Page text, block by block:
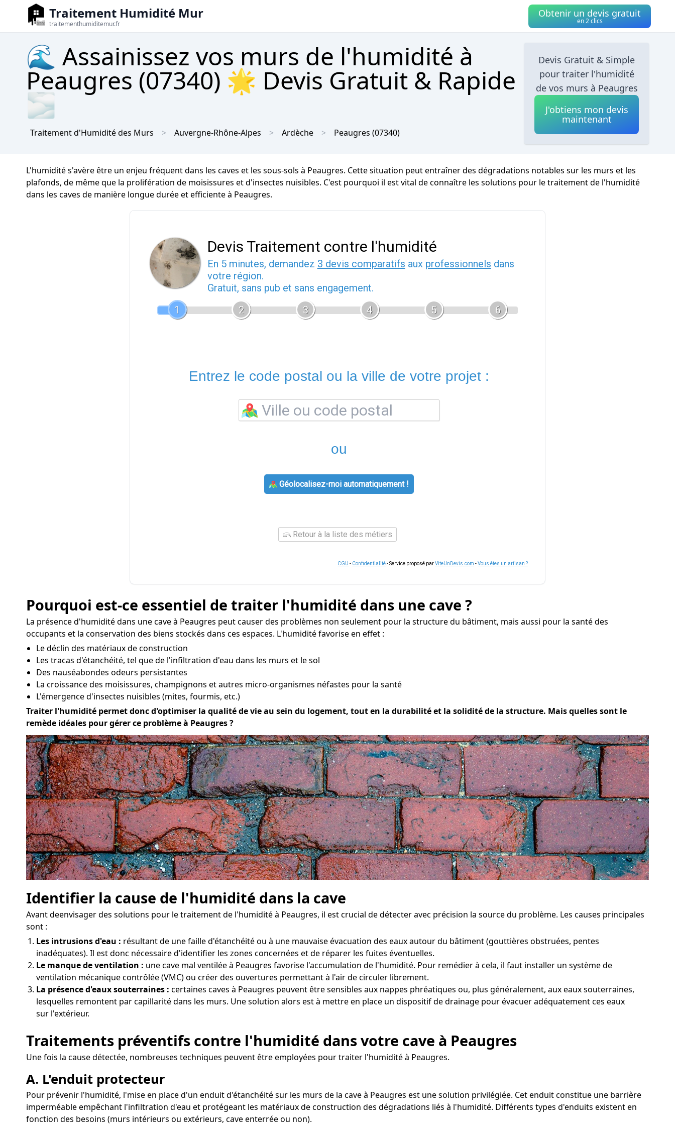
Traitement Humidité Mur
traitementhumiditemur.fr
Obtenir un devis gratuit
en 2 clics
🌊 Assainissez vos murs de l'humidité à
Peaugres (07340) 🌟 Devis Gratuit & Rapide
🌫
Traitement d'Humidité des Murs Auvergne-Rhône-Alpes Ardèche Peaugres (07340)
Devis Gratuit & Simple
pour traiter l'humidité
de vos murs à Peaugres
J'obtiens mon devis
maintenant
L'humidité s'avère être un enjeu fréquent dans les caves et les sous-sols à Peaugres. Cette situation peut entraîner des dégradations notables sur les murs et les
plafonds, de même que la prolifération de moisissures et d'insectes nuisibles. C'est pourquoi il est vital de connaître les solutions pour le traitement de l'humidité
dans les caves de manière longue durée et efficiente à Peaugres.
Devis Traitement contre l'humidité
En 5 minutes, demandez 3 devis comparatifs aux professionnels dans
votre région.
Gratuit, sans pub et sans engagement.
1
2 3 4 5 6
Entrez le code postal ou la ville de votre projet :
ou
Géolocalisez-moi automatiquement !
Retour à la liste des métiers
CGU - Confidentialité- Service proposé parViteUnDevis.com -Vous êtes un artisan ?
Pourquoi est-ce essentiel de traiter l'humidité dans une cave ?
La présence d'humidité dans une cave à Peaugres peut causer des problèmes non seulement pour la structure du bâtiment, mais aussi pour la santé des
occupants et la conservation des biens stockés dans ces espaces. L'humidité favorise en effet :
Le déclin des matériaux de construction
Les tracas d'étanchéité, tel que de l'infiltration d'eau dans les murs et le sol
Des nauséabondes odeurs persistantes
La croissance des moisissures, champignons et autres micro-organismes néfastes pour la santé
L'émergence d'insectes nuisibles (mites, fourmis, etc.)
Traiter l'humidité permet donc d'optimiser la qualité de vie au sein du logement, tout en la durabilité et la solidité de la structure. Mais quelles sont le
remède idéales pour gérer ce problème à Peaugres ?
Identifier la cause de l'humidité dans la cave
Avant deenvisager des solutions pour le traitement de l'humidité à Peaugres, il est crucial de détecter avec précision la source du problème. Les causes principales
sont :
Les intrusions d'eau : résultant de une faille d'étanchéité ou à une mauvaise évacuation des eaux autour du bâtiment (gouttières obstruées, pentes
inadéquates). Il est donc nécessaire d'identifier les zones concernées et de réparer les fuites éventuelles.
Le manque de ventilation : une cave mal ventilée à Peaugres favorise l'accumulation de l'humidité. Pour remédier à cela, il faut installer un système de
ventilation mécanique contrôlée (VMC) ou créer des ouvertures permettant à l'air de circuler librement.
La présence d'eaux souterraines : certaines caves à Peaugres peuvent être sensibles aux nappes phréatiques ou, plus généralement, aux eaux souterraines,
lesquelles remontent par capillarité dans les murs. Une solution alors est à mettre en place un dispositif de drainage pour évacuer adéquatement ces eaux
sur l'extérieur.
Traitements préventifs contre l'humidité dans votre cave à Peaugres
Une fois la cause détectée, nombreuses techniques peuvent être employées pour traiter l'humidité à Peaugres.
A. L'enduit protecteur
Pour prévenir l'humidité, l'mise en place d'un enduit d'étanchéité sur les murs de la cave à Peaugres est une solution privilégiée. Cet enduit constitue une barrière
imperméable empêchant l'infiltration d'eau et protégeant les matériaux de construction des dégradations liés à l'humidité. Différents types d'enduits existent en
fonction des besoins (murs intérieurs ou extérieurs, cave enterrée ou non).